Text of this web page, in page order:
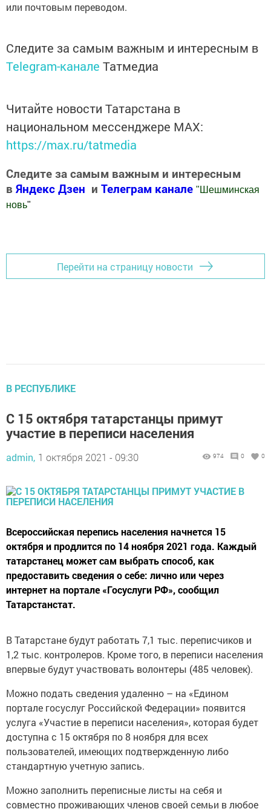
или почтовым переводом.
Следите за самым важным и интересным в
Telegram-канале Татмедиа
Читайте новости Татарстана в
национальном мессенджере MАХ:
https://max.ru/tatmedia
Следите за самым важным и интересным
в Яндекс Дзен и Телеграм канале "Шешминская
новь"
Перейти на страницу новости
В РЕСПУБЛИКЕ
С 15 октября татарстанцы примут
участие в переписи населения
admin, 1 октября 2021 - 09:30 974 0 0
Всероссийская перепись населения начнется 15
октября и продлится по 14 ноября 2021 года. Каждый
татарстанец может сам выбрать способ, как
предоставить сведения о себе: лично или через
интернет на портале «Госуслуги РФ», сообщил
Татарстанстат.
В Татарстане будут работать 7,1 тыс. переписчиков и
1,2 тыс. контролеров. Кроме того, в переписи населения
впервые будут участвовать волонтеры (485 человек).
Можно подать сведения удаленно – на «Едином
портале госуслуг Российской Федерации» появится
услуга «Участие в переписи населения», которая будет
доступна с 15 октября по 8 ноября для всех
пользователей, имеющих подтвержденную либо
стандартную учетную запись.
Можно заполнить переписные листы на себя и
совместно проживающих членов своей семьи в любое